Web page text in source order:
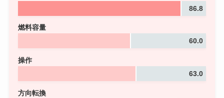
86.8
燃料容量
60.0
操作
63.0
方向転換